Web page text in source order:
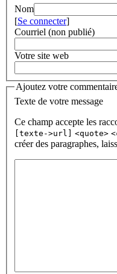
Nom
[Se connecter]
Courriel (non publié)
Votre site web
Ajoutez votre
Texte de votre message
Ce champ accepte les
[texte->url] <quote>
créer des paragraphes,